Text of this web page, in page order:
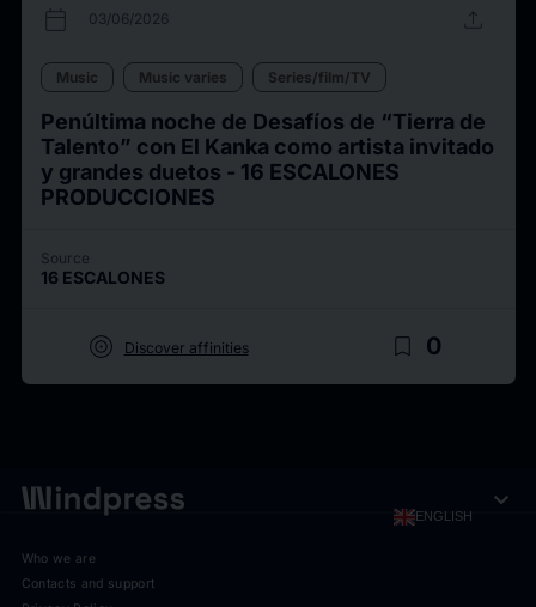
calendar_today 03/06/2026 upload
Music Music varies Series/film/TV
Penúltima noche de Desafíos de “Tierra de
Talento” con El Kanka como artista invitado
y grandes duetos - 16 ESCALONES
PRODUCCIONES
Source
16 ESCALONES
target Discover affinities bookmark_border 0
ENGLISH expand_more
Who we are
Contacts and support